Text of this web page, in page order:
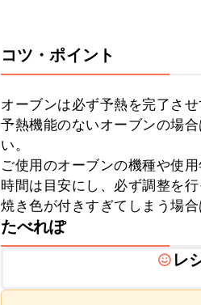
コツ・ポイント
オーブンは必ず予熱を完了させ
予熱機能のないオーブンの場
い。
ご使用のオーブンの機種や使
時間は目安にし、必ず調整を行
焼き色が付きすぎてしまう場
たべれぽ
レ